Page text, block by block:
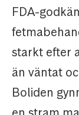
FDA-
starkt efter
än väntat
Boliden